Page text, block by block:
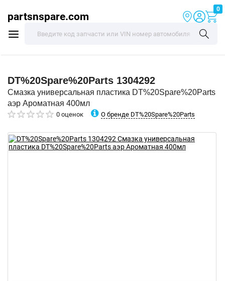
partsnspare.com
0
DT%20Spare%20Parts 1304292
Смазка универсальная пластика DT%20Spare%20Parts
аэр Ароматная 400мл
0 оценок О бренде DT%20Spare%20Parts